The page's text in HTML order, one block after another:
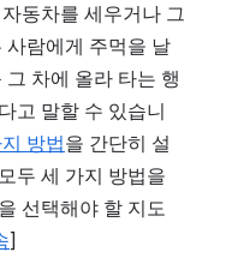
동차를 세우거나 그
사람에게 주먹을 날
차에 올라 타는 행
고 말할 수 있습니
방법을 간단히 설
두 세 가지 방법을
선택해야 할 지도
]